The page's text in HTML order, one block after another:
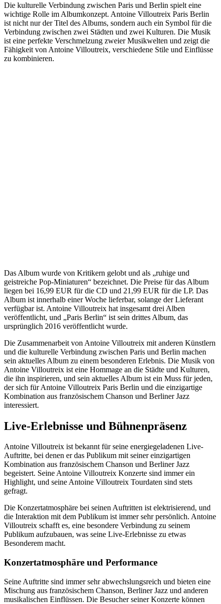
Die kulturelle Verbindung zwischen Paris und Berlin spielt eine
wichtige Rolle im Albumkonzept. Antoine Villoutreix Paris Berlin
ist nicht nur der Titel des Albums, sondern auch ein Symbol für die
Verbindung zwischen zwei Städten und zwei Kulturen. Die Musik
ist eine perfekte Verschmelzung zweier Musikwelten und zeigt die
Fähigkeit von Antoine Villoutreix, verschiedene Stile und Einflüsse
zu kombinieren.
Das Album wurde von Kritikern gelobt und als „ruhige und
geistreiche Pop-Miniaturen“ bezeichnet. Die Preise für das Album
liegen bei 16,99 EUR für die CD und 21,99 EUR für die LP. Das
Album ist innerhalb einer Woche lieferbar, solange der Lieferant
verfügbar ist. Antoine Villoutreix hat insgesamt drei Alben
veröffentlicht, und „Paris Berlin“ ist sein drittes Album, das
ursprünglich 2016 veröffentlicht wurde.
Die Zusammenarbeit von Antoine Villoutreix mit anderen Künstlern
und die kulturelle Verbindung zwischen Paris und Berlin machen
sein aktuelles Album zu einem besonderen Erlebnis. Die Musik von
Antoine Villoutreix ist eine Hommage an die Städte und Kulturen,
die ihn inspirieren, und sein aktuelles Album ist ein Muss für jeden,
der sich für Antoine Villoutreix Paris Berlin und die einzigartige
Kombination aus französischem Chanson und Berliner Jazz
interessiert.
Live-Erlebnisse und Bühnenpräsenz
Antoine Villoutreix ist bekannt für seine energiegeladenen Live-
Auftritte, bei denen er das Publikum mit seiner einzigartigen
Kombination aus französischem Chanson und Berliner Jazz
begeistert. Seine Antoine Villoutreix Konzerte sind immer ein
Highlight, und seine Antoine Villoutreix Tourdaten sind stets
gefragt.
Die Konzertatmosphäre bei seinen Auftritten ist elektrisierend, und
die Interaktion mit dem Publikum ist immer sehr persönlich. Antoine
Villoutreix schafft es, eine besondere Verbindung zu seinem
Publikum aufzubauen, was seine Live-Erlebnisse zu etwas
Besonderem macht.
Konzertatmosphäre und Performance
Seine Auftritte sind immer sehr abwechslungsreich und bieten eine
Mischung aus französischem Chanson, Berliner Jazz und anderen
musikalischen Einflüssen. Die Besucher seiner Konzerte können